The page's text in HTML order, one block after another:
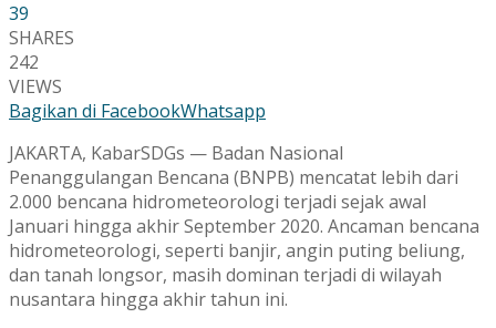
39
SHARES
242
VIEWS
Bagikan di FacebookWhatsapp
JAKARTA, KabarSDGs — Badan Nasional
Penanggulangan Bencana (BNPB) mencatat lebih dari
2.000 bencana hidrometeorologi terjadi sejak awal
Januari hingga akhir September 2020. Ancaman bencana
hidrometeorologi, seperti banjir, angin puting beliung,
dan tanah longsor, masih dominan terjadi di wilayah
nusantara hingga akhir tahun ini.